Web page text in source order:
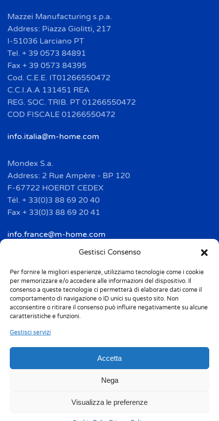
Gestisci Consenso
Per fornire le migliori esperienze, utilizziamo tecnologie come i cookie
per memorizzare e/o accedere alle informazioni del dispositivo. Il
consenso a queste tecnologie ci permetterà di elaborare dati come il
comportamento di navigazione o ID unici su questo sito. Non
acconsentire o ritirare il consenso può influire negativamente su alcune
caratteristiche e funzioni.
Gestisci servizi
Accetta
Nega
Visualizza le preferenze
Mazzei Manufacturing s.p.a.
Address: Piazza Giolitti, 217
I-51036 Larciano PT
Tel. + 39 0573 84891
Fax + 39 0573 84395
Cod. C.E.E. IT01266550472
C.C.I.A.A 131451 REA
REG. SOC. TRIB. PT 01266550472
COD FISCALE 01266550472
info.italia@m-home.com
Mondex S.a.
Address: 2 Rue Ampère - BP 120
F-67722 HOERDT CEDEX
Tél. + 33(0)3 88 69 20 40
Fax + 33(0)3 88 69 20 41
info.france@m-home.com
Address: Ctra de Girona, km. 101.5
E-17160 Angles (Girona)
Tel. + 34 9 72 42 32 50
Fax + 34 9 72 42 30 50
info.spain@m-home.com
Cookie Policy (UE)